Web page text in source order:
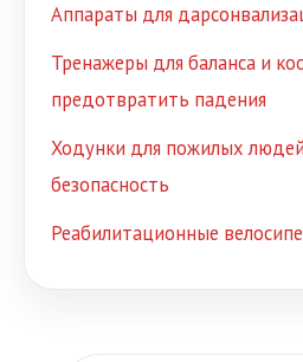
Аппараты для
Тренажеры для баланса и
предотвратить падения
Ходунки для пожилых
безопасность
Реабилитационные